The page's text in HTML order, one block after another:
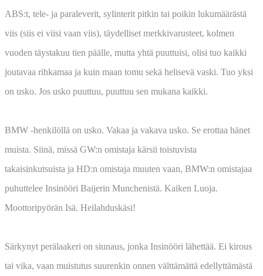
ABS:t, tele- ja paraleverit, sylinterit pitkin tai poikin lukumäärästä
viis (siis ei viisi vaan viis), täydelliset merkkivarusteet, kolmen
vuoden täystakuu tien päälle, mutta yhtä puuttuisi, olisi tuo kaikki
joutavaa rihkamaa ja kuin maan tomu sekä helisevä vaski. Tuo yksi
on usko. Jos usko puuttuu, puuttuu sen mukana kaikki.
BMW -henkilöllä on usko. Vakaa ja vakava usko. Se erottaa hänet
muista. Siinä, missä GW:n omistaja kärsii toistuvista
takaisinkutsuista ja HD:n omistaja muuten vaan, BMW:n omistajaa
puhuttelee Insinööri Baijerin Munchenistä. Kaiken Luoja.
Moottoripyörän Isä. Heilahduskäsi!
Särkynyt perälaakeri on siunaus, jonka Insinööri lähettää. Ei kirous
tai vika, vaan muistutus suurenkin onnen välttämättä edellyttämästä